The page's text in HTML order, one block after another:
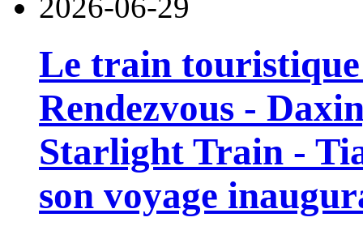
Le train
Rendezvous -
Starlight Train -
son voyage